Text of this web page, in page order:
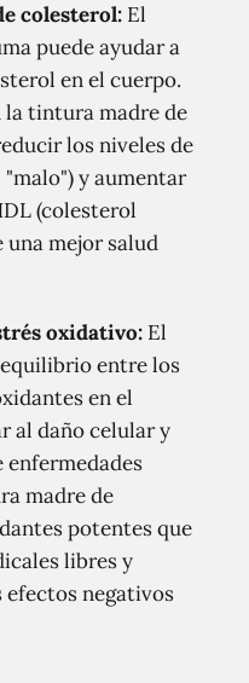
colesterol: El
puede ayudar a
en el cuerpo.
la tintura madre de
los niveles de
y aumentar
(colesterol
una mejor salud
oxidativo: El
entre los
en el
al daño celular y
madre de
potentes que
libres y
negativos